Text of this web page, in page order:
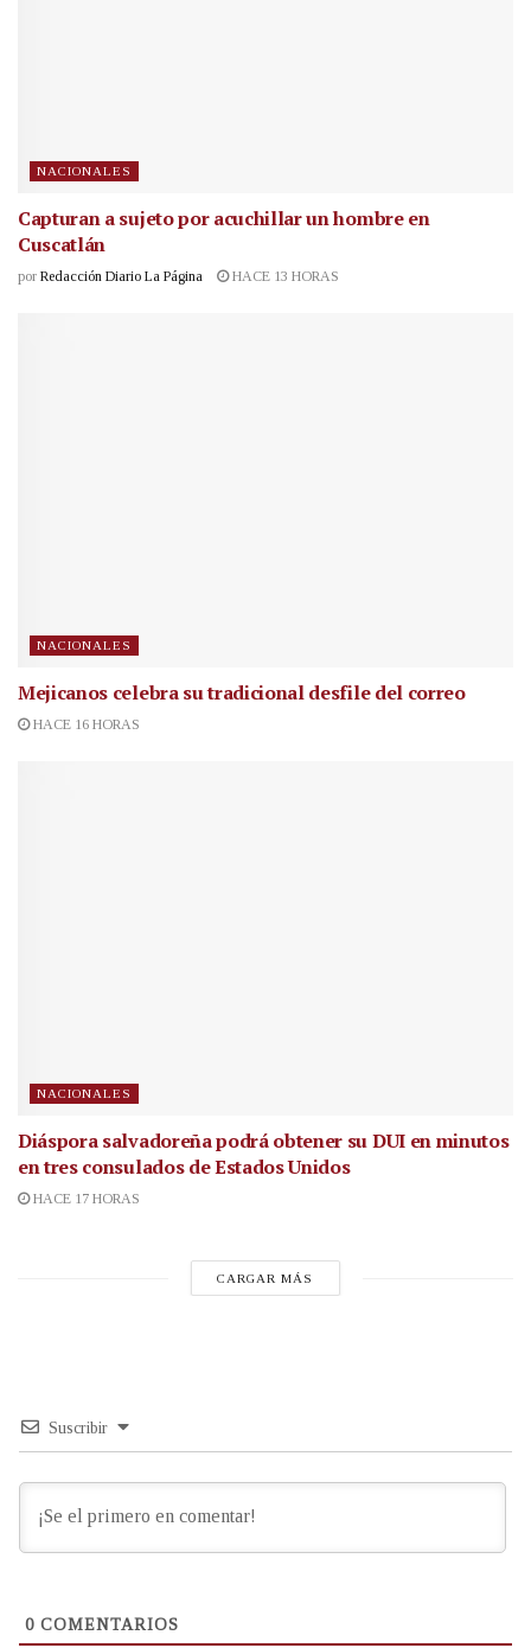
NACIONALES
Capturan a sujeto por acuchillar un hombre en
Cuscatlán
por Redacción Diario La Página HACE 13 HORAS
NACIONALES
Mejicanos celebra su tradicional desfile del correo
HACE 16 HORAS
NACIONALES
Diáspora salvadoreña podrá obtener su DUI en minutos
en tres consulados de Estados Unidos
HACE 17 HORAS
CARGAR MÁS
Suscribir
0 COMENTARIOS